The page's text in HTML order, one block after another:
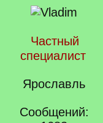
Частный
специалист
Ярославль
Сообщений: